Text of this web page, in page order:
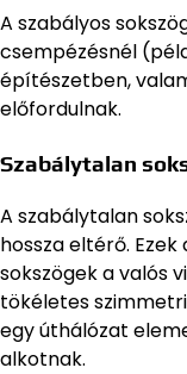
A szabályos
csempézésnél
építészetben,
előfordulnak.
Szabálytalan
A szabálytalan
hossza eltérő.
sokszögek a valós
tökéletes
egy úthálózat
alkotnak.